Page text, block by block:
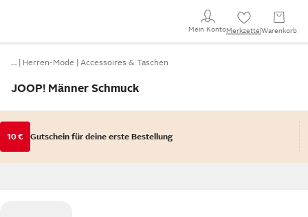
Mein KontoMerkzettel Warenkorb
… Herren-Mode Accessoires & Taschen
JOOP! Männer Schmuck
10 € Gutschein für deine erste Bestellung